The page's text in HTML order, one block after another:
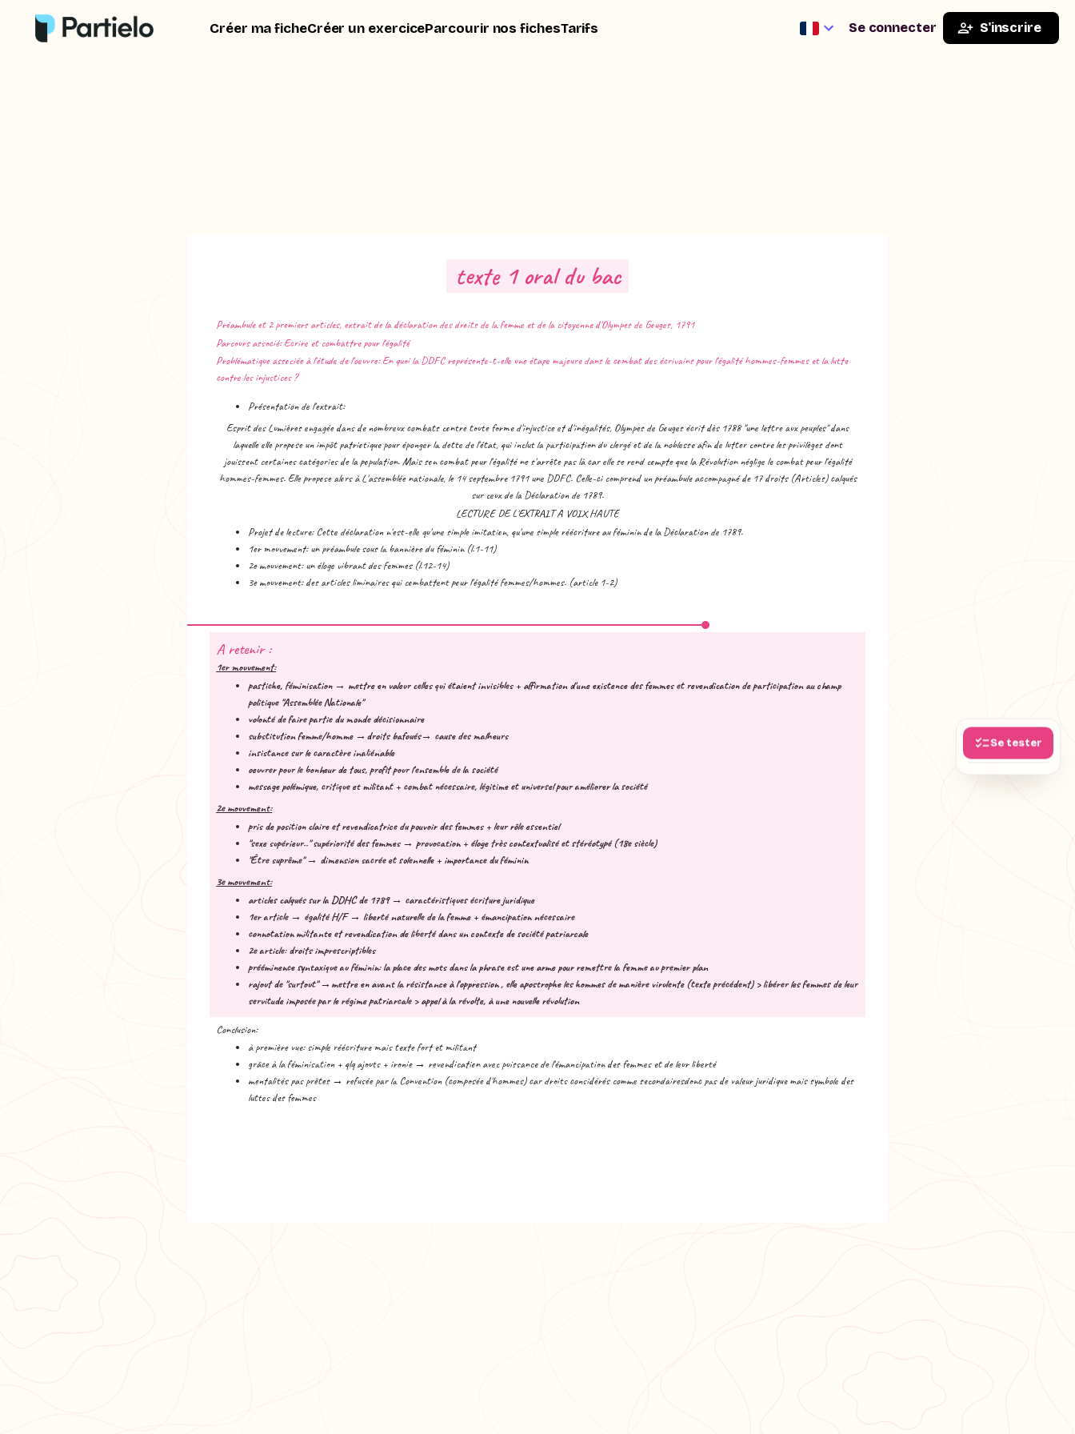
Créer ma ficheCréer un exerciceParcourir nos fichesTarifs Se connecter S'inscrire
Se tester
texte 1 oral du bac
Préambule et 2 premiers articles, extrait de la déclaration des droits de la femme et de la citoyenne d'Olympes de Gouges, 1791
Parcours associé: Ecrire et combattre pour l'égalité
Problématique associée à l'étude de l'oeuvre: En quoi la DDFC représente-t-elle une étape majeure dans le combat des écrivains pour l'égalité hommes-femmes et la lutte
contre les injustices ?
Présentation de l'extrait:
Esprit des Lumières engagée dans de nombreux combats contre toute forme d'injustice et d'inégalités, Olympes de Gouges écrit dès 1788 "une lettre aux peuples" dans
laquelle elle propose un impôt patriotique pour éponger la dette de l'état, qui inclut la participation du clergé et de la noblesse afin de lutter contre les privilèges dont
jouissent certaines catégories de la population. Mais son combat pour l'égalité ne s'arrête pas là car elle se rend compte que la Révolution néglige le combat pour l'égalité
hommes-femmes. Elle propose alors à L'assemblée nationale, le 14 septembre 1791 une DDFC. Celle-ci comprend un préambule accompagné de 17 droits (Articles) calqués
sur ceux de la Déclaration de 1789.
LECTURE DE L'EXTRAIT A VOIX HAUTE
Projet de lecture: Cette déclaration n'est-elle qu'une simple imitation, qu'une simple réécriture au féminin de la Déclaration de 1789.
1er mouvement: un préambule sous la bannière du féminin (l.1-11)
2e mouvement: un éloge vibrant des femmes (l.12-14)
3e mouvement: des articles liminaires qui combattent pour l'égalité femmes/hommes. (article 1-2)
A retenir :
1er mouvement:
pastiche, féminisation → mettre en valeur celles qui étaient invisibles + affirmation d'une existence des femmes et revendication de participation au champ
politique "Assemblée Nationale"
volonté de faire partie du monde décisionnaire
substitution femme/homme →droits bafoués→ cause des malheurs
insistance sur le caractèreinaliénable
oeuvrer pour le bonheur de tous, profit pour l'ensemble de la société
message polémique, critique et militant + combat nécessaire, légitime et universel pour améliorer la société
2e mouvement:
pris de position claire et revendicatrice du pouvoir des femmes + leur rôle essentiel
"sexe supérieur.." supériorité des femmes → provocation + éloge très contextualisé et stéréotypé (18e siècle)
"Être suprême"→ dimension sacrée et solennelle + importance du féminin
3e mouvement:
articles calqués sur la DDHC de 1789 → caractéristiques écriture juridique
1er article → égalité H/F → liberté naturelle de la femme + émancipation nécessaire
connotation militante et revendication de liberté dans un contexte de société patriarcale
2e article: droits imprescriptibles
prééminence syntaxique au féminin: la place des mots dans la phrase est une arme pour remettre la femme au premier plan
rajout de "surtout" →mettre en avant la résistance à l'oppression , elle apostrophe les hommes de manière virulente (texte précédent) > libérer les femmes de leur
servitude imposée par le régime patriarcale > appel à la révolte, à une nouvelle révolution
Conclusion:
à première vue: simple réécriture mais texte fort et militant
grâce à la féminisation + qlq ajouts + ironie → revendication avec puissance de l'émancipation des femmes et de leur liberté
mentalités pas prêtes → refusée par la Convention (composée d'hommes) car droits considérés comme secondairesdonc pas de valeur juridique mais symbole des
luttes des femmes